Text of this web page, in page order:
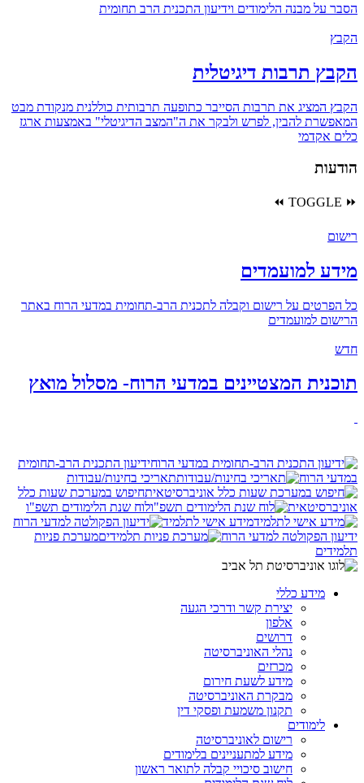
הסבר על מבנה הלימודים וידיעון התכנית הרב תחומית
הקבץ
הקבץ תרבות דיגיטלית
הקבץ המציג את תרבות הסייבר כתופעה תרבותית כוללנית מנקודת מבט
המאפשרת להבין, לפרש ולבקר את ה"המצב הדיגיטלי" באמצעות ארגז
כלים אקדמי
הודעות
⏩
TOGGLE
⏪
רישום
מידע למועמדים
כל הפרטים על רישום וקבלה לתכנית הרב-תחומית במדעי הרוח באתר
הרישום למועמדים
חדש
תוכנית המצטיינים במדעי הרוח- מסלול מואץ
ידיעון התכנית הרב-תחומית
במדעי הרוח
תאריכי בחינות/עבודות
חיפוש במערכת שעות כלל
אוניברסיטאית
לוח שנת הלימודים תשפ"ו
מידע אישי לתלמיד
ידיעון הפקולטה למדעי הרוח
מערכת פניות
תלמידים
מידע כללי
יצירת קשר ודרכי הגעה
אלפון
דרושים
נהלי האוניברסיטה
מכרזים
מידע לשעת חירום
מבקרת האוניברסיטה
תקנון משמעת ופסקי דין
לימודים
רישום לאוניברסיטה
מידע למתעניינים בלימודים
חישוב סיכויי קבלה לתואר ראשון